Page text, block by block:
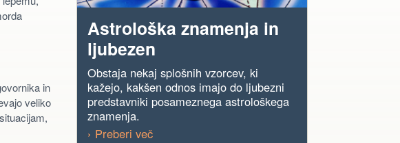
in
veliko
Astrološka znamenja in
ljubezen
Obstaja nekaj splošnih vzorcev, ki
kažejo, kakšen odnos imajo do ljubezni
predstavniki posameznega astrološkega
znamenja.
› Preberi več